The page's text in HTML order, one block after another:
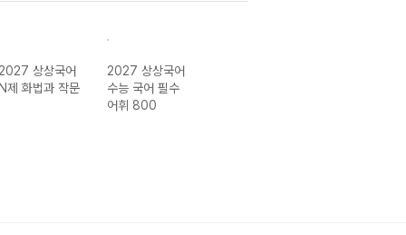
2027 상상국어
N제 화법과 작문
2027 상상국어
수능 국어 필수
어휘 800